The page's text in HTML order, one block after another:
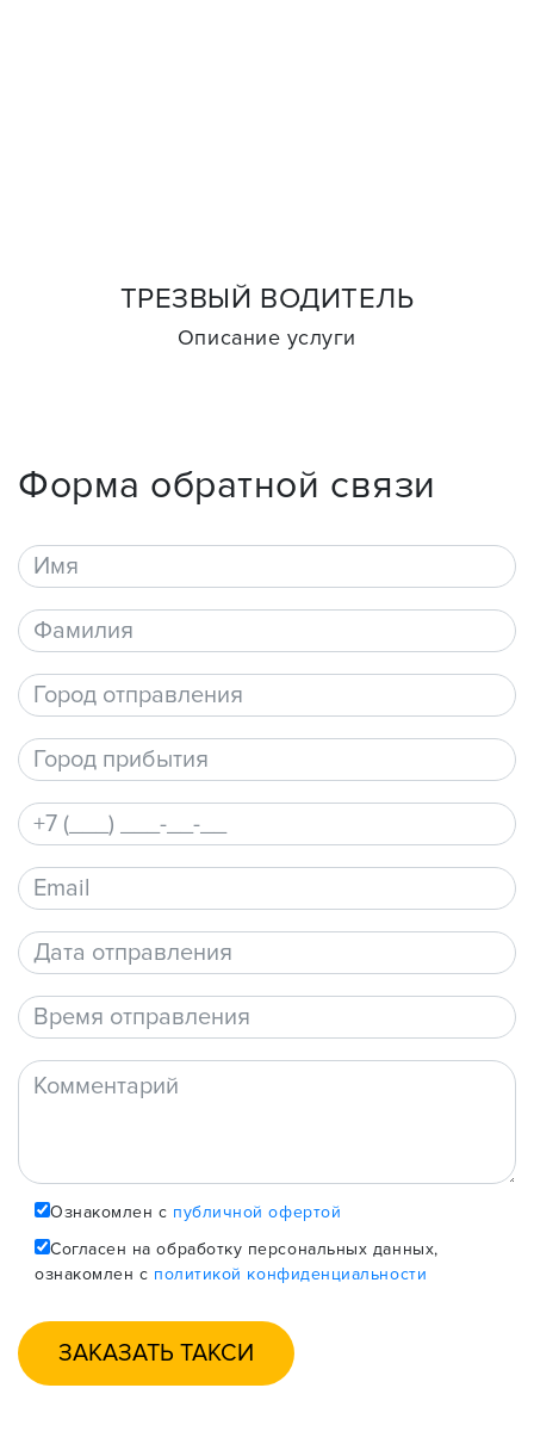
ТРЕЗВЫЙ ВОДИТЕЛЬ
Описание услуги
Форма обратной связи
Ознакомлен с публичной офертой
Согласен на обработку персональных данных,
ознакомлен с политикой конфиденциальности